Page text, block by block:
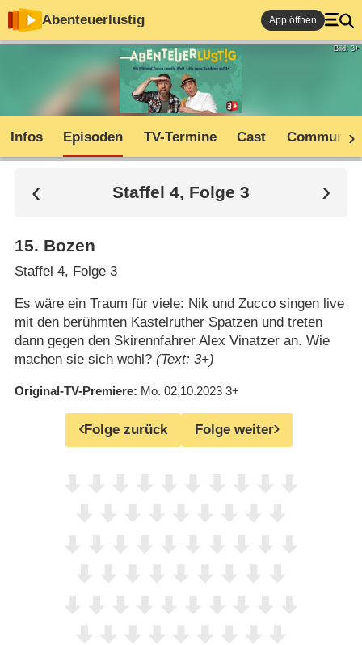
Abenteuerlustig App öffnen
Bild: 3+
Infos Episoden TV-Termine Cast Community
Staffel 4, Folge 3
15. Bozen
Staffel 4, Folge 3
Es wäre ein Traum für viele: Nik und Zucco singen live
mit den berühmten Kastelruther Spatzen und treten
dann gegen den Skirennfahrer Alex Vinatzer an. Wie
machen sie sich wohl? (Text: 3+)
Original-TV-Premiere Mo. 02.10.2023 3+
Folge zurück Folge weiter